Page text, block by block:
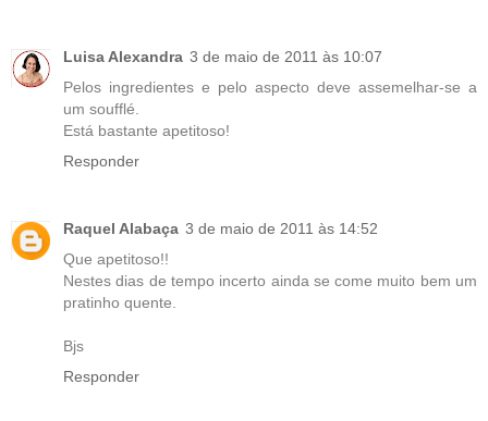
Luisa Alexandra 3 de maio de 2011 às 10:07
Pelos ingredientes e pelo aspecto deve assemelhar-se a
um soufflé.
Está bastante apetitoso!
Responder
Raquel Alabaça 3 de maio de 2011 às 14:52
Que apetitoso!!
Nestes dias de tempo incerto ainda se come muito bem um
pratinho quente.
Bjs
Responder